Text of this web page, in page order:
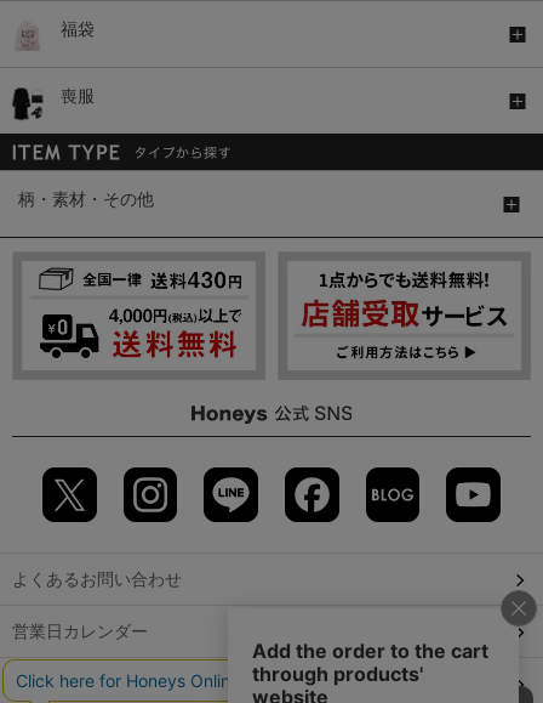
福袋
喪服
柄・素材・その他
よくあるお問い合わせ
営業日カレンダー
店舗検索